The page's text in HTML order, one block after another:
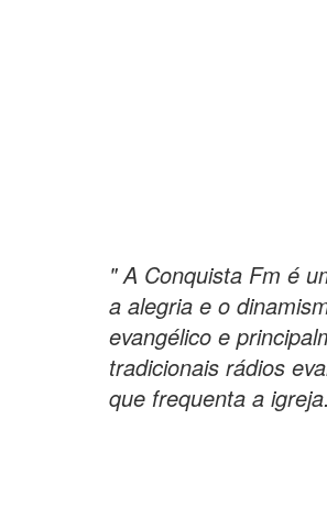
" A Conquista Fm é
a alegria e o
evangélico e
tradicionais rádios
que frequenta a